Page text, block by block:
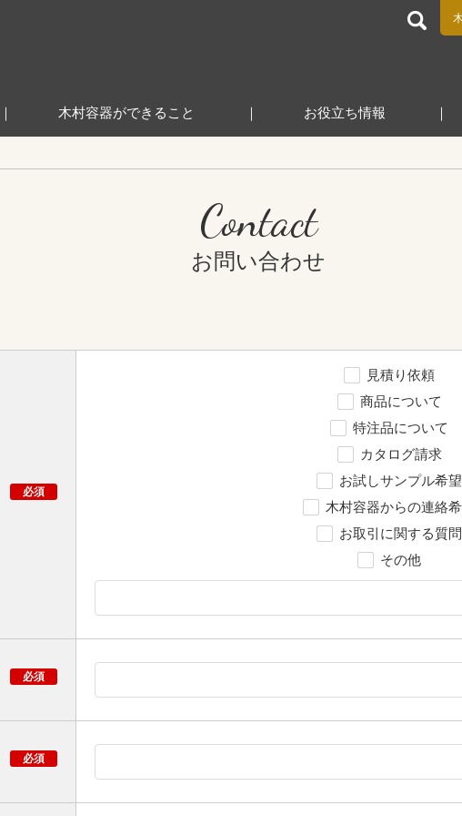
食品包装容器と業務用店舗用品の総合商社 木村容器株式会
木村容器ができること お役立ち情報
Contact
お問い合わせ
必須
見積り依頼
商品について
特注品について
カタログ請求
お試しサンプル希望
木村容器からの連絡
お取引に関する質問
その他
必須
必須